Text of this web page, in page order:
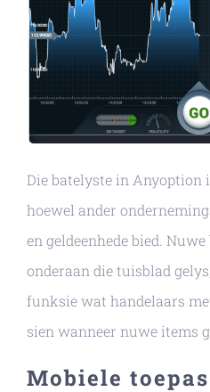
Die batelyste in Anyoption
hoewel ander
en geldeenhede bied.
onderaan die tuisblad
funksie wat handelaars
sien wanneer nuwe items
Mobiele